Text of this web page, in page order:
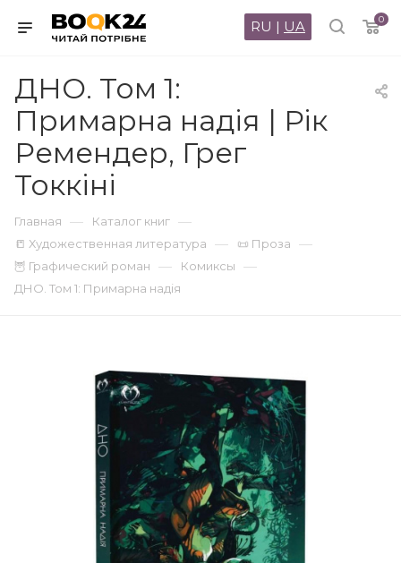
0
RU | UA
ДНО. Том 1:
Примарна надія | Рік
Ремендер, Грег
Токкіні
Главная — Каталог книг —
📒 Художественная литература — 📜 Проза —
🦉 Графический роман — Комиксы —
ДНО. Том 1: Примарна надія